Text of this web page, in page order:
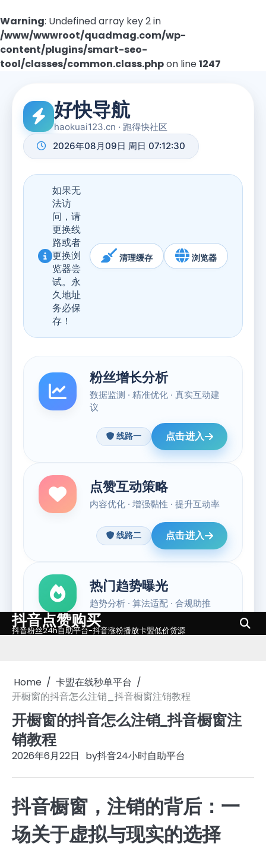
Warning: Undefined array key 2 in
/www/wwwroot/quadmag.com/wp-
content/plugins/smart-seo-
tool/classes/common.class.phpon line1247
Skip
to
抖音点赞购买
抖音粉丝24h自助平台-抖音涨粉播放卡盟低价货源
Home
卡盟在线秒单平台
开橱窗的抖音怎么注销_抖音橱窗注销教程
开橱窗的抖音怎么注销_抖音橱窗注
销教程
2026年6月22日 by抖音24小时自助平台
抖音橱窗，注销的背后：一
场关于虚拟与现实的选择